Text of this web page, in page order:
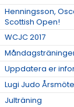
Henningsson,
Scottish Open!
WCJC 2017
Uppdatera er
Lugi Judo
Julträning